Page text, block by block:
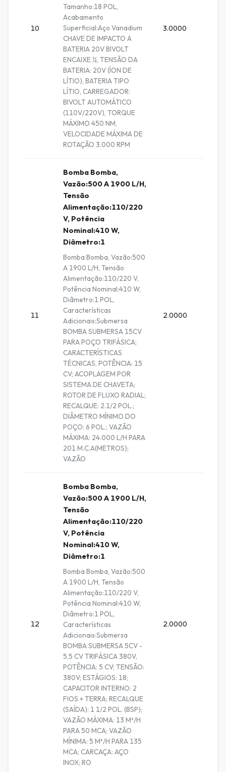
10
Tamanho:18 POL,
Acabamento
Superficial:Aço Vanadium
CHAVE DE IMPACTO A
BATERIA 20V BIVOLT
ENCAIXE ½, TENSÃO DA
BATERIA: 20V (ÍON DE
LÍTIO), BATERIA TIPO
LÍTIO, CARREGADOR:
BIVOLT AUTOMÁTICO
(110V/220V), TORQUE
MÁXIMO 450 NM,
VELOCIDADE MÁXIMA DE
ROTAÇÃO 3.000 RPM
3.0000
11
Bomba Bomba,
Vazão:500 A 1900 L/H,
Tensão
Alimentação:110/220
V, Potência
Nominal:410 W,
Diâmetro:1
Bomba Bomba, Vazão:500
A 1900 L/H, Tensão
Alimentação:110/220 V,
Potência Nominal:410 W,
Diâmetro:1 POL,
Características
Adicionais:Submersa
BOMBA SUBMERSA 15CV
PARA POÇO TRIFÁSICA;
CARACTERÍSTICAS
TÉCNICAS, POTÊNCIA: 15
CV; ACOPLAGEM POR
SISTEMA DE CHAVETA;
ROTOR DE FLUXO RADIAL;
RECALQUE: 2.1/2 POL.;
DIÂMETRO MÍNIMO DO
POÇO: 6 POL.; VAZÃO
MÁXIMA: 24.000 L/H PARA
201 M.C.A(METROS);
VAZÃO
2.0000
12
Bomba Bomba,
Vazão:500 A 1900 L/H,
Tensão
Alimentação:110/220
V, Potência
Nominal:410 W,
Diâmetro:1
Bomba Bomba, Vazão:500
A 1900 L/H, Tensão
Alimentação:110/220 V,
Potência Nominal:410 W,
Diâmetro:1 POL,
Características
Adicionais:Submersa
BOMBA SUBMERSA 5CV -
5,5 CV TRIFÁSICA 380V,
POTÊNCIA: 5 CV; TENSÃO:
380V; ESTÁGIOS: 18;
CAPACITOR INTERNO: 2
FIOS + TERRA; RECALQUE
(SAÍDA): 1 1/2 POL. (BSP);
VAZÃO MÁXIMA: 13 M³/H
PARA 50 MCA; VAZÃO
MÍNIMA: 5 M³/H PARA 135
MCA; CARCAÇA: AÇO
INOX; RO
2.0000